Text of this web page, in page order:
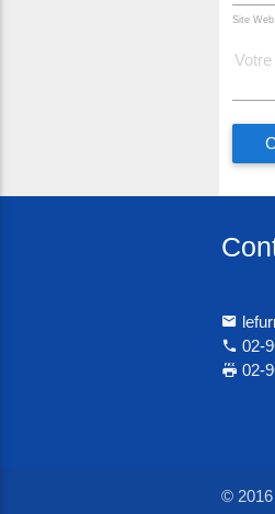
Site Web
02-
02-
©